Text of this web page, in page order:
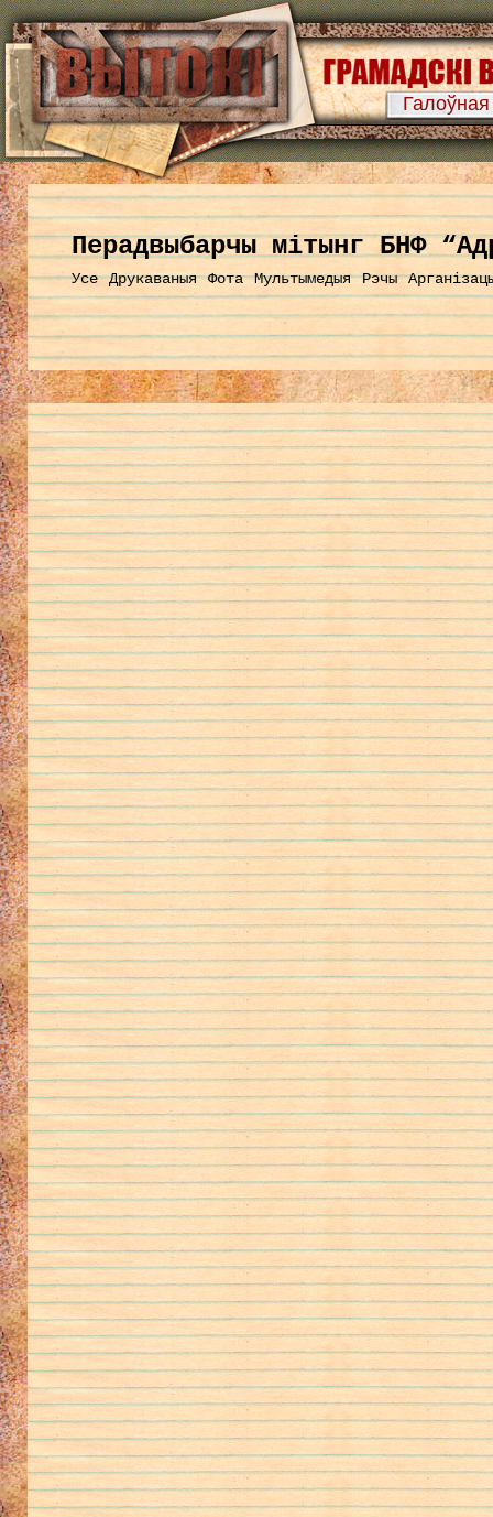
Галоўная
Перадвыбарчы мітынг БНФ
Усе Друкаваныя Фота Мультымедыя Рэчы